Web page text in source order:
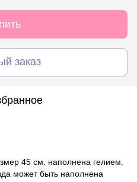
заказ
45 см. наполнена гелием.
может быть наполнена